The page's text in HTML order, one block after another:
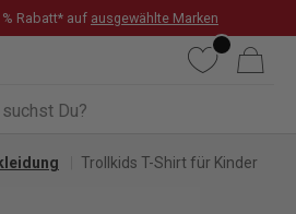
Rabatt* auf ausgewählte Marken
WunschlisteWarenkorb
Trollkids T-Shirt für Kinder